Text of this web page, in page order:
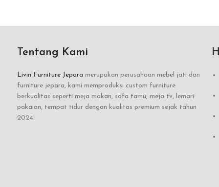
Tentang Kami
Livin Furniture Jepara merupakan perusahaan mebel jati dan
furniture jepara, kami memproduksi custom furniture
berkualitas seperti meja makan, sofa tamu, meja tv, lemari
pakaian, tempat tidur dengan kualitas premium sejak tahun
2024.